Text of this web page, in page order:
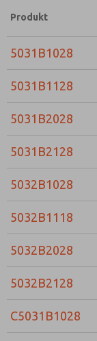
Produkt
5031B1028
5031B1128
5031B2028
5031B2128
5032B1028
5032B1118
5032B2028
5032B2128
C5031B1028